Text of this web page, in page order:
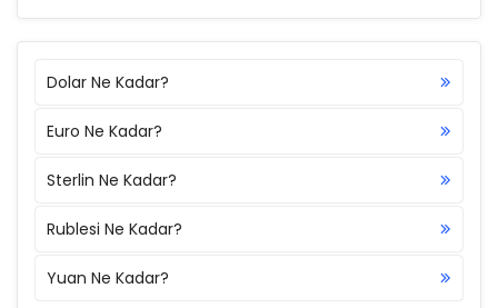
Dolar Ne Kadar?
Euro Ne Kadar?
Sterlin Ne Kadar?
Rublesi Ne Kadar?
Yuan Ne Kadar?